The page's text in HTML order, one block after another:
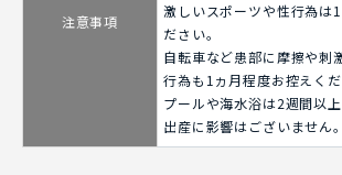
注意事項
激しいスポーツや性行為は
ださい。
自転車など患部に摩擦や刺
行為も1ヵ月程度お控えくだ
プールや海水浴は2週間以上
出産に影響はございません。